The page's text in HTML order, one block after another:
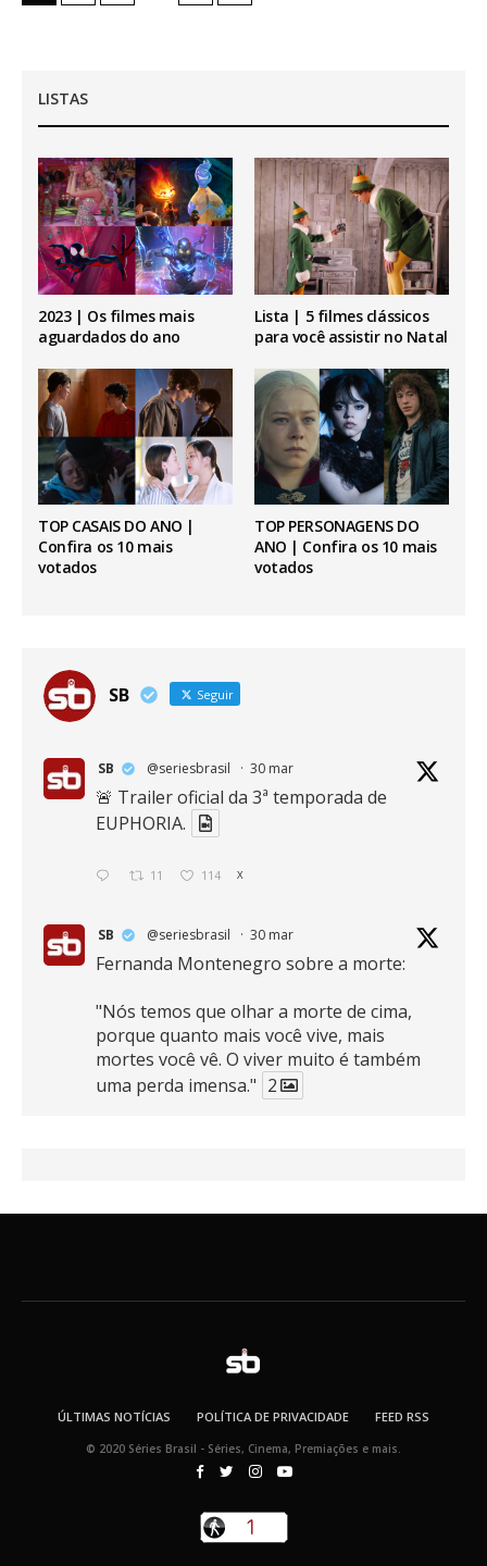
LISTAS
2023 | Os filmes mais
aguardados do ano
Lista | 5 filmes clássicos
para você assistir no Natal
TOP CASAIS DO ANO |
Confira os 10 mais
votados
TOP PERSONAGENS DO
ANO | Confira os 10 mais
votados
SB Seguir
SB @seriesbrasil · 30 mar
🚨 Trailer oficial da 3ª temporada de
EUPHORIA.
11 114 X
SB @seriesbrasil · 30 mar
Fernanda Montenegro sobre a morte:
"Nós temos que olhar a morte de cima,
porque quanto mais você vive, mais
mortes você vê. O viver muito é também
uma perda imensa." 2
16 389 X
@seriesbrasil · 30 mar
124 1460 X
ÚLTIMAS NOTÍCIAS POLÍTICA DE PRIVACIDADE FEED RSS
© 2020 Séries Brasil - Séries, Cinema, Premiações e mais.